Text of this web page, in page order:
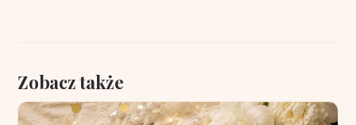
Zobacz także